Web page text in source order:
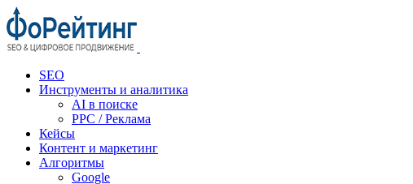
SEO
Инструменты и аналитика
AI в поиске
PPC / Реклама
Кейсы
Контент и маркетинг
Алгоритмы
Google